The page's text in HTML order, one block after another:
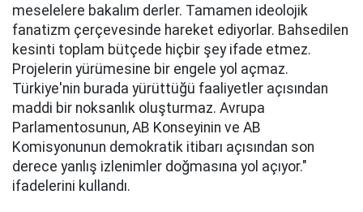
meselelere bakalım derler. Tamamen ideolojik
fanatizm çerçevesinde hareket ediyorlar. Bahsedilen
kesinti toplam bütçede hiçbir şey ifade etmez.
Projelerin yürümesine bir engele yol açmaz.
Türkiye'nin burada yürüttüğü faaliyetler açısından
maddi bir noksanlık oluşturmaz. Avrupa
Parlamentosunun, AB Konseyinin ve AB
Komisyonunun demokratik itibarı açısından son
derece yanlış izlenimler doğmasına yol açıyor."
ifadelerini kullandı.